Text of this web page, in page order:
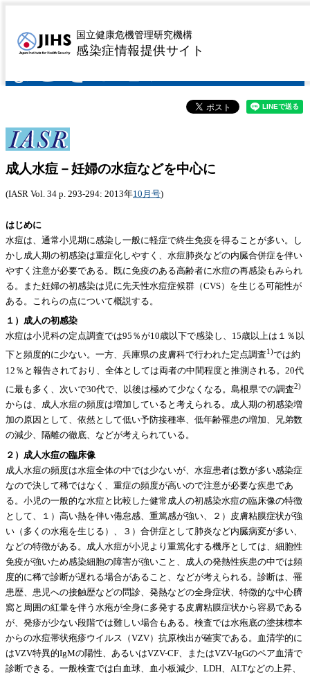
国立健康危機管理研究機構
感染症情報提供サイト
成人水痘－妊婦の水痘
成人水痘－妊婦の水痘などを中心に
(IASR Vol. 34 p. 293-294: 2013年10月号)
はじめに
水痘は、通常小児期に感染し一般に軽症で終生免疫を得ることが多い。し
かし成人期の初感染は重症化しやすく、水痘肺炎などの内臓合併症を伴い
やすく注意が必要である。既に免疫のある高齢者に水痘の再感染もみられ
る。また妊婦の初感染は児に先天性水痘症候群（CVS）を生じる可能性が
ある。これらの点について概説する。
１）成人の初感染
水痘は小児科の定点調査では95％が10歳以下で感染し、15歳以上は１％以
下と頻度的に少ない。一方、兵庫県の皮膚科で行われた定点調査1)では約
12％と報告されており、全体としては両者の中間程度と推測される。20代
に最も多く、次いで30代で、以後は極めて少なくなる。島根県での調査2)
からは、成人水痘の頻度は増加していると考えられる。成人期の初感染増
加の原因として、依然として低い予防接種率、低年齢罹患の増加、兄弟数
の減少、隔離の徹底、などが考えられている。
２）成人水痘の臨床像
成人水痘の頻度は水痘全体の中では少ないが、水痘患者は数が多い感染症
なので決して稀ではなく、重症の頻度が高いので注意が必要な疾患であ
る。小児の一般的な水痘と比較した健常成人の初感染水痘の臨床像の特徴
として、１）高い熱を伴い倦怠感、重篤感が強い、２）皮膚粘膜症状が強
い（多くの水疱を生じる）、３）合併症として肺炎など内臓病変が多い、
などの特徴がある。成人水痘が小児より重篤化する機序としては、細胞性
免疫が強いため感染細胞の障害が強いこと、成人の発熱性疾患の中では頻
度的に稀で診断が遅れる場合があること、などが考えられる。診断は、罹
患歴、患児への接触歴などの問診、発熱などの全身症状、特徴的な中心臍
窩と周囲の紅暈を伴う水疱が全身に多発する皮膚粘膜症状から容易である
が、発疹が少ない段階では難しい場合もある。検査では水疱底の塗抹標本
からの水痘帯状疱疹ウイルス（VZV）抗原検出が確実である。血清学的に
はVZV特異的IgMの陽性、あるいはVZV-CF、またはVZV-IgGのペア血清で
診断できる。一般検査では白血球、血小板減少、LDH、ALTなどの上昇、